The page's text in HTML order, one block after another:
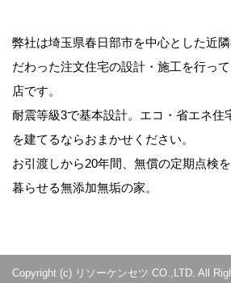
弊社は埼玉県春日部市を中心とした近
だわった注文住宅の設計・施工を行っ
店です。
耐震等級3で基本設計。エコ・省エネ住
を建てるならおまかせください。
お引渡しから20年間、無償の定期点検
暮らせる無添加無垢の家。
Copyright (c) リソーケンセツ CO.,LTD. All